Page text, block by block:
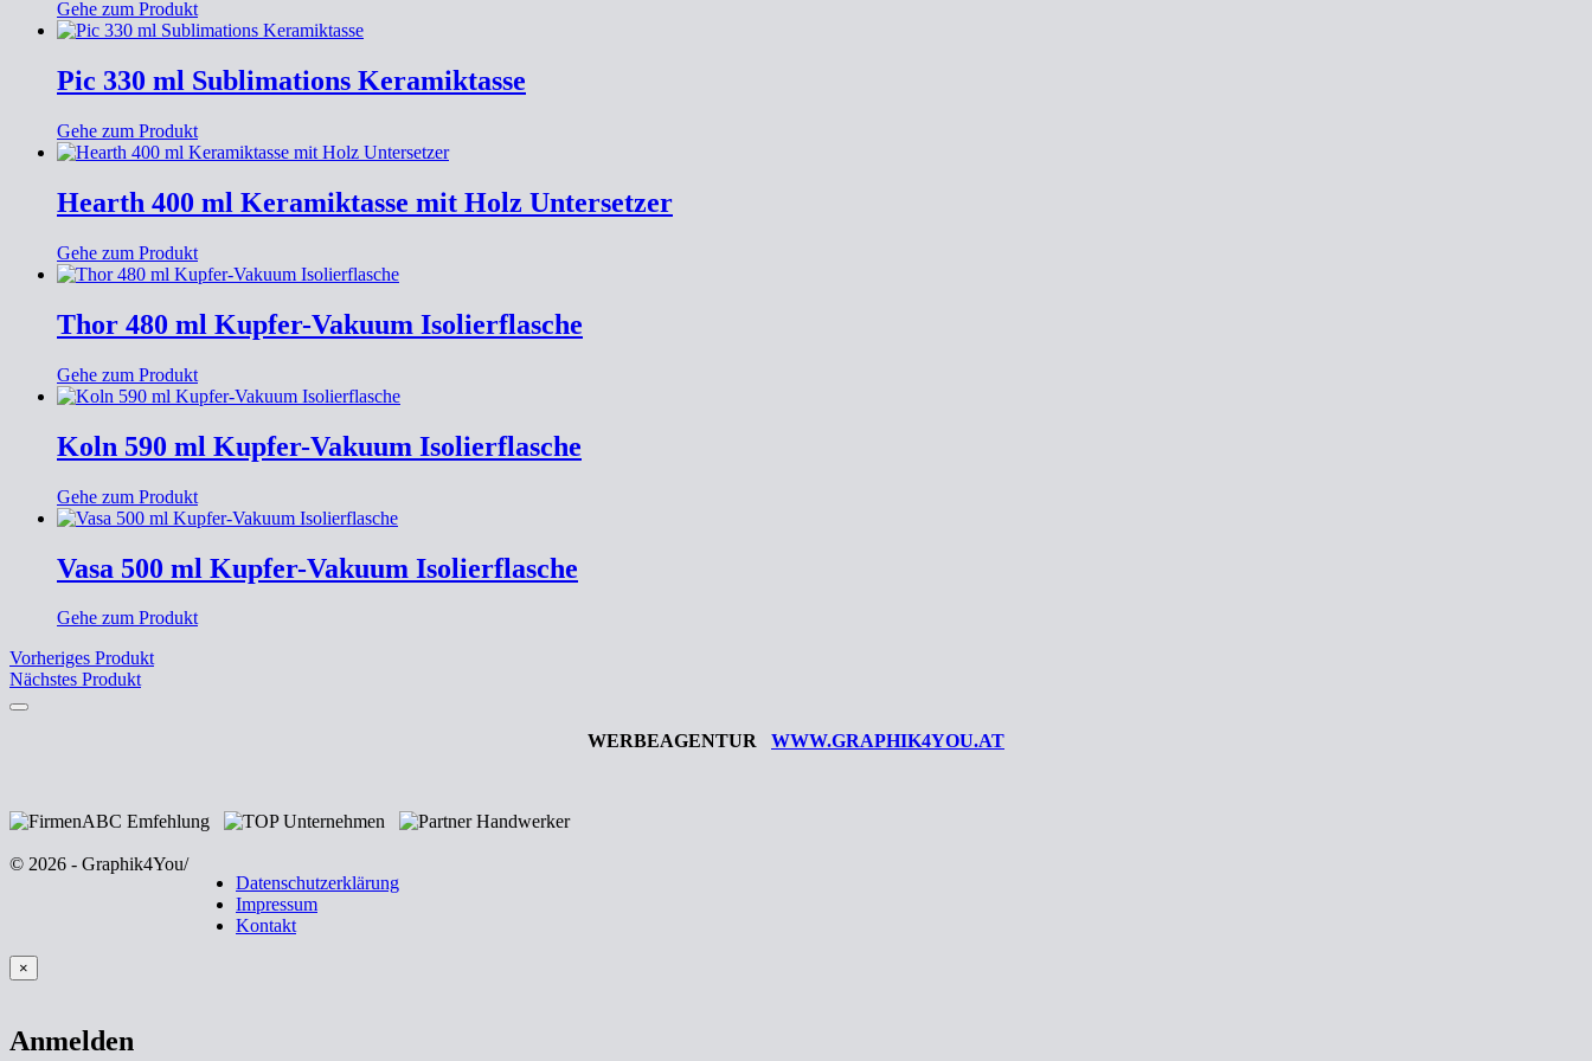
Gehe zum Produkt
Pic 330 ml Sublimations Keramiktasse
Gehe zum Produkt
Hearth 400 ml Keramiktasse mit Holz Untersetzer
Gehe zum Produkt
Thor 480 ml Kupfer-Vakuum Isolierflasche
Gehe zum Produkt
Koln 590 ml Kupfer-Vakuum Isolierflasche
Gehe zum Produkt
Vasa 500 ml Kupfer-Vakuum Isolierflasche
Gehe zum Produkt
Vorheriges Produkt
Nächstes Produkt
WERBEAGENTUR WWW.GRAPHIK4YOU.AT
© 2026 - Graphik4You/
Datenschutzerklärung
Impressum
Kontakt
×
Anmelden